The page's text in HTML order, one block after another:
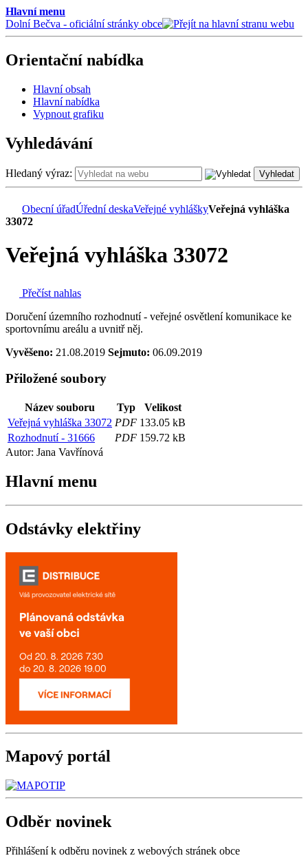
Hlavní menu
Dolní Bečva - oficiální stránky obce
Orientační nabídka
Hlavní obsah
Hlavní nabídka
Vypnout grafiku
Vyhledávání
Hledaný výraz: Vyhledat
Obecní úřadÚřední deskaVeřejné vyhláškyVeřejná vyhláška
33072
Veřejná vyhláška 33072
Přečíst nahlas
Doručení územního rozhodnutí - veřejné osvětlení komunikace ke
sportovnímu areálu a uvnitř něj.
Vyvěšeno: 21.08.2019 Sejmuto: 06.09.2019
Přiložené soubory
Název souboru Typ
Velikost
Veřejná vyhláška 33072 PDF 133.05 kB
Rozhodnutí - 31666
PDF 159.72 kB
Autor: Jana Vavřínová
Hlavní menu
Odstávky elektřiny
Mapový portál
Odběr novinek
Přihlášení k odběru novinek z webových stránek obce